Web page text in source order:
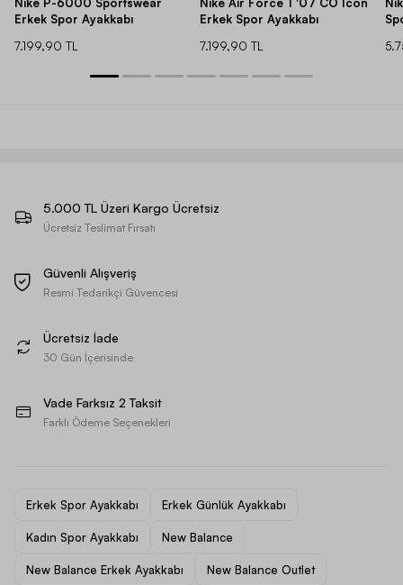
Erkek Spor Ayakkabı
7.199,90 TL
Erkek Spor Ayakkabı
7.199,90 TL
5.000 TL Üzeri Kargo Ücretsiz
Ücretsiz Teslimat Fırsatı
Güvenli Alışveriş
Resmi Tedarikçi Güvencesi
Ücretsiz İade
30 Gün İçerisinde
Vade Farksız 2 Taksit
Farklı Ödeme Seçenekleri
Erkek Spor Ayakkabı Erkek Günlük Ayakkabı
Kadın Spor Ayakkabı New Balance
New Balance Erkek Ayakkabı New Balance Outlet